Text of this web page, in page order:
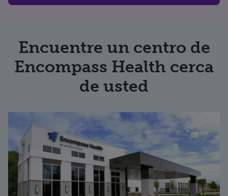
Encuentre un centro de
Encompass Health cerca
de usted